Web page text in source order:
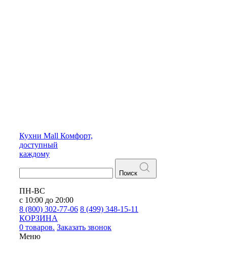
Кухни Mall Комфорт,
доступный
каждому
Поиск
ПН-ВС
с 10:00 до 20:00
8 (800) 302-77-06 8 (499) 348-15-11
КОРЗИНА
0 товаров. Заказать звонок
Меню